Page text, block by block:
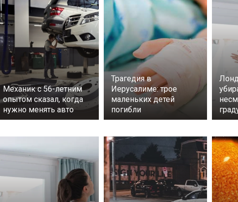
Механик с 56-летним
опытом сказал, когда
нужно менять авто
Трагедия в
Иерусалиме: трое
маленьких детей
погибли